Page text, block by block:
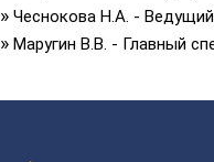
» Чеснокова Н.А. -
» Маругин В.В. - Главный